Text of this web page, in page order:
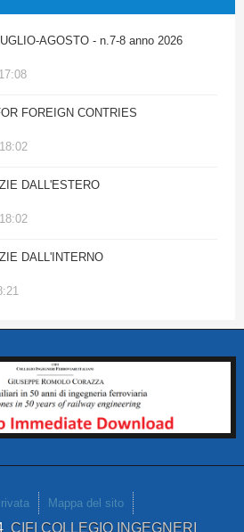
AGOSTO - n.7-8 anno 2026
FOREIGN CONTRIES
DALL'ESTERO
DALL'INTERNO
Mappa del sito
CIFI COLLEGIO INGEGNERI